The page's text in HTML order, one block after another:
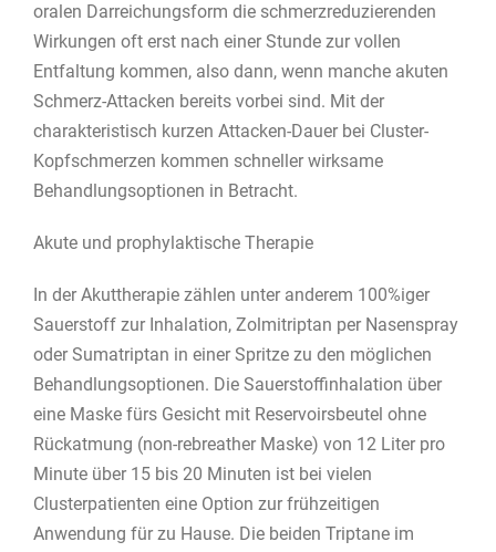
oralen Darreichungsform die schmerzreduzierenden
Wirkungen oft erst nach einer Stunde zur vollen
Entfaltung kommen, also dann, wenn manche akuten
Schmerz-Attacken bereits vorbei sind. Mit der
charakteristisch kurzen Attacken-Dauer bei Cluster-
Kopfschmerzen kommen schneller wirksame
Behandlungsoptionen in Betracht.
Akute und prophylaktische Therapie
In der Akuttherapie zählen unter anderem 100%iger
Sauerstoff zur Inhalation, Zolmitriptan per Nasenspray
oder Sumatriptan in einer Spritze zu den möglichen
Behandlungsoptionen. Die Sauerstoffinhalation über
eine Maske fürs Gesicht mit Reservoirsbeutel ohne
Rückatmung (non-rebreather Maske) von 12 Liter pro
Minute über 15 bis 20 Minuten ist bei vielen
Clusterpatienten eine Option zur frühzeitigen
Anwendung für zu Hause. Die beiden Triptane im